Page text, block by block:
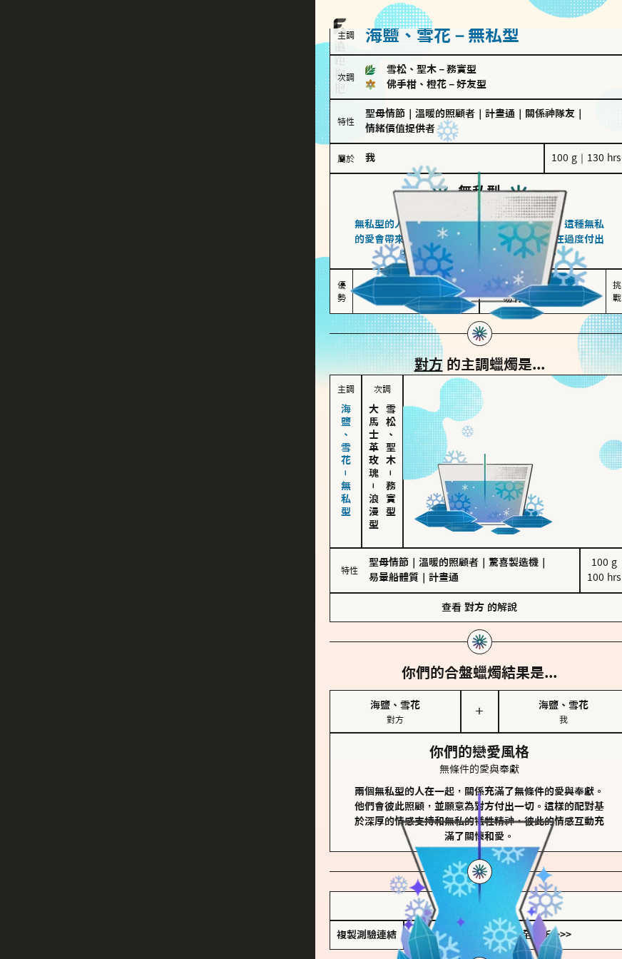
主調 海鹽、雪花－無私型
次調
雪松、聖木 － 務實型
佛手柑、橙花 － 好友型
特性
聖母情節 溫暖的照顧者 計畫通 關係神隊友
情緒價值提供者
屬於 我 100 g｜130 hrs
無私型
海鹽、雪花
無私型的人傾向用心呵護、滿足另一半的需求，這種無私
的愛會帶來緊密的關係連結，但也可能讓他們在過度付出
中迷失自我，忽略自己真正的需求。
優
勢
無私奉獻
讓伴侶感受到關懷
較難設立界線
易有強烈情感依賴
挑
戰
對方的主調蠟燭是...
主調
海鹽、雪花－無私型
次調
大馬士革玫瑰
－
浪漫型
雪松、聖木
－
務實型
特性
聖母情節 溫暖的照顧者 驚喜製造機
易暈船體質
計畫通
100 g
100 hrs
查看 對方 的解說
你們的合盤蠟燭結果是...
海鹽、雪花
對方
＋
海鹽、雪花
我
你們的戀愛風格
無條件的愛與奉獻
兩個無私型的人在一起，關係充滿了無條件的愛與奉獻。
他們會彼此照顧，並願意為對方付出一切。這樣的配對基
於深厚的情感支持和無私的犧牲精神，彼此的情感互動充
滿了關懷和愛。
儲存我的結果圖
複製測驗連結 查看香氛類型全解析 >>>